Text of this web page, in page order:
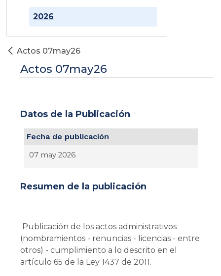
2026
Actos 07may26
Actos 07may26
Datos de la Publicación
Fecha de publicación
07 may 2026
Resumen de la publicación
Publicación de los actos administrativos
(nombramientos - renuncias - licencias - entre
otros) - cumplimiento a lo descrito en el
artículo 65 de la Ley 1437 de 2011.